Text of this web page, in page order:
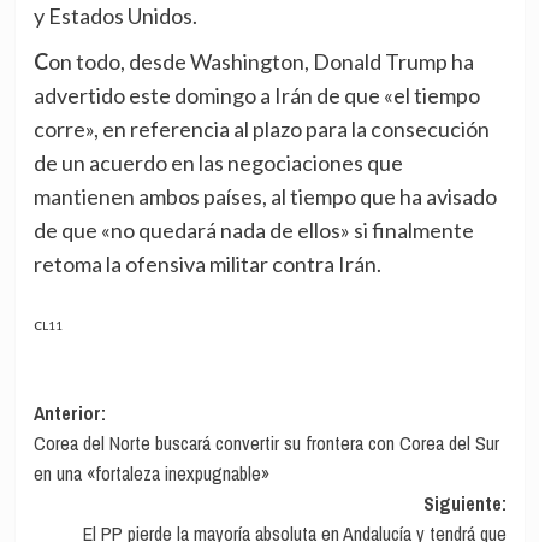
y Estados Unidos.
Con todo, desde Washington, Donald Trump ha
advertido este domingo a Irán de que «el tiempo
corre», en referencia al plazo para la consecución
de un acuerdo en las negociaciones que
mantienen ambos países, al tiempo que ha avisado
de que «no quedará nada de ellos» si finalmente
retoma la ofensiva militar contra Irán.
CL11
Navegación
de
entradas
Anterior:
Corea del Norte buscará convertir su frontera con Corea del Sur
en una «fortaleza inexpugnable»
Siguiente:
El PP pierde la mayoría absoluta en Andalucía y tendrá que